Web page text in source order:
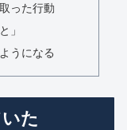
った行動
」
うになる
た